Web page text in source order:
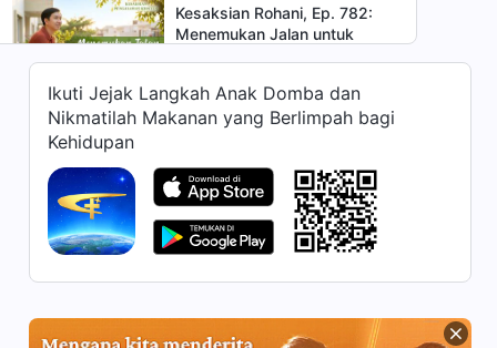
Kesaksian Rohani, Ep. 782:
Menemukan Jalan untuk
38:57
Kesaksian Rohani, Ep. 20: Aku
atau Mencemaskan Penyakit
Kesaksian Rohani, Ep. 565:
Mengapa Aku Enggan
Kesaksian Rohani, Ep. 546:
Ikuti Jejak Langkah Anak Domba dan
Nikmatilah Makanan yang Berlimpah bagi
Kehidupan